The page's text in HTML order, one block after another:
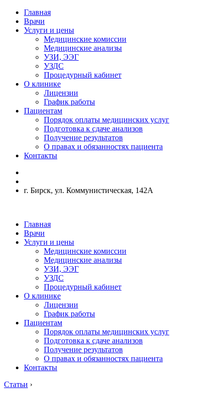
Главная
Врачи
Услуги и цены
Медицинские комиссии
Медицинские анализы
УЗИ, ЭЭГ
УЗДС
Процедурный кабинет
О клинике
Лицензии
График работы
Пациентам
Порядок оплаты медицинских услуг
Подготовка к сдаче анализов
Получение результатов
О правах и обязанностях пациента
Контакты
г. Бирск, ул. Коммунистическая, 142А
Главная
Врачи
Услуги и цены
Медицинские комиссии
Медицинские анализы
УЗИ, ЭЭГ
УЗДС
Процедурный кабинет
О клинике
Лицензии
График работы
Пациентам
Порядок оплаты медицинских услуг
Подготовка к сдаче анализов
Получение результатов
О правах и обязанностях пациента
Контакты
Статьи ›